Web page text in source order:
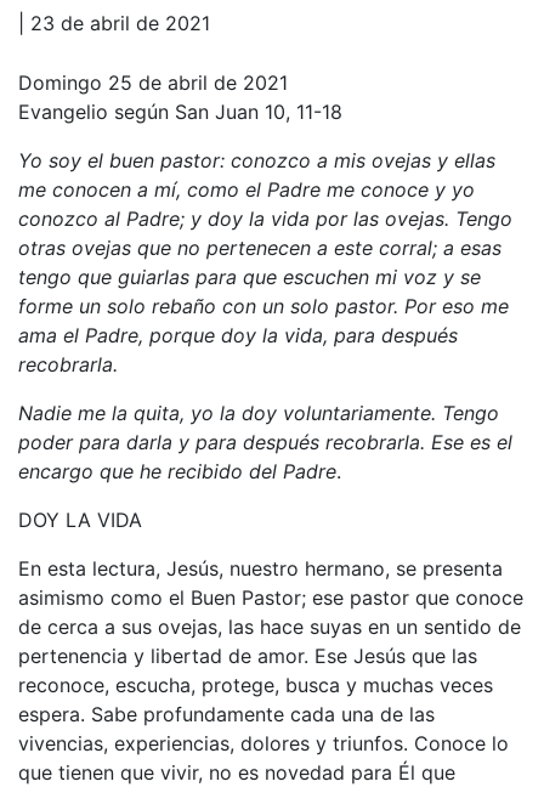
| 23 de abril de 2021
Domingo 25 de abril de 2021
Evangelio según San Juan 10, 11-18
Yo soy el buen pastor: conozco a mis ovejas y ellas
me conocen a mí, como el Padre me conoce y yo
conozco al Padre; y doy la vida por las ovejas. Tengo
otras ovejas que no pertenecen a este corral; a esas
tengo que guiarlas para que escuchen mi voz y se
forme un solo rebaño con un solo pastor. Por eso me
ama el Padre, porque doy la vida, para después
recobrarla.
Nadie me la quita, yo la doy voluntariamente. Tengo
poder para darla y para después recobrarla. Ese es el
encargo que he recibido del Padre.
DOY LA VIDA
En esta lectura, Jesús, nuestro hermano, se presenta
asimismo como el Buen Pastor; ese pastor que conoce
de cerca a sus ovejas, las hace suyas en un sentido de
pertenencia y libertad de amor. Ese Jesús que las
reconoce, escucha, protege, busca y muchas veces
espera. Sabe profundamente cada una de las
vivencias, experiencias, dolores y triunfos. Conoce lo
que tienen que vivir, no es novedad para Él que